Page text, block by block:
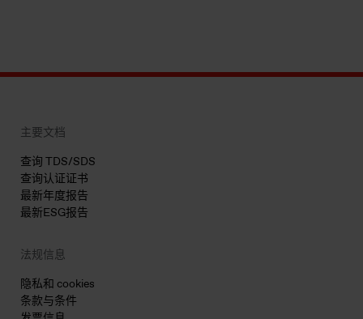
主要文档
查询 TDS/SDS
查询认证证书
最新年度报告
最新ESG报告
法规信息
隐私和 cookies
条款与条件